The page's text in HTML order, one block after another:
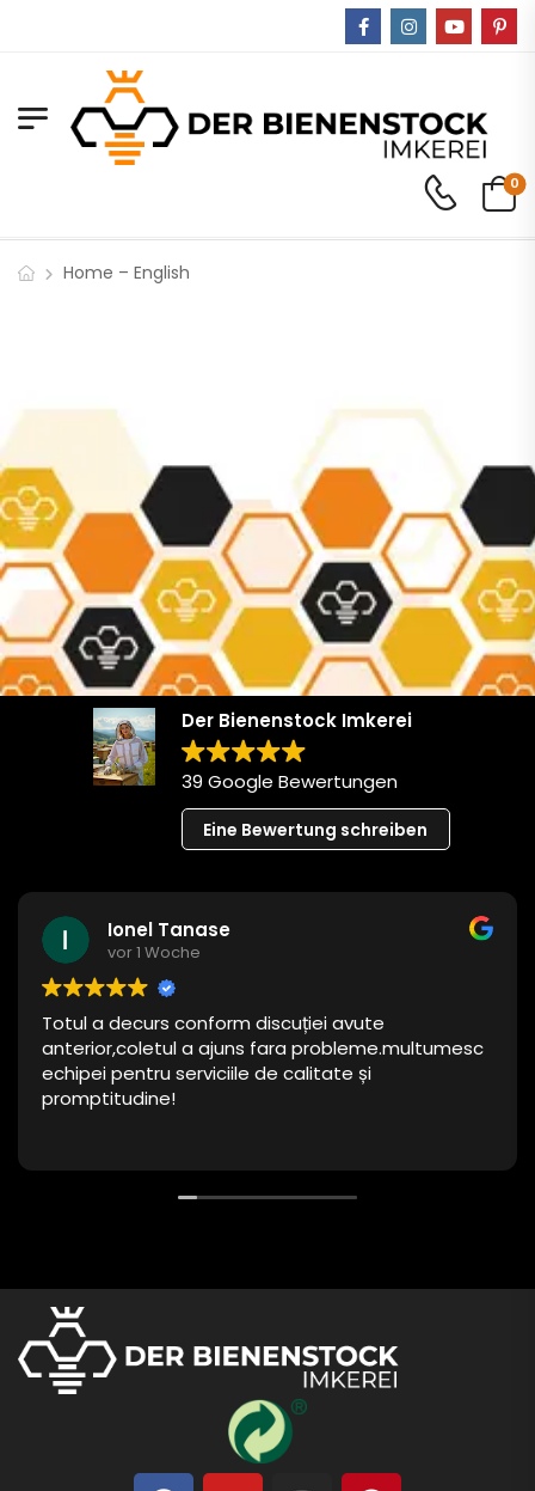
0
Home – English
Der Bienenstock Imkerei
39 Google Bewertungen
Eine Bewertung schreiben
Ionel Tanase
vor 1 Woche
Totul a decurs conform discuției avute
anterior,coletul a ajuns fara probleme.multumesc
echipei pentru serviciile de calitate și
promptitudine!